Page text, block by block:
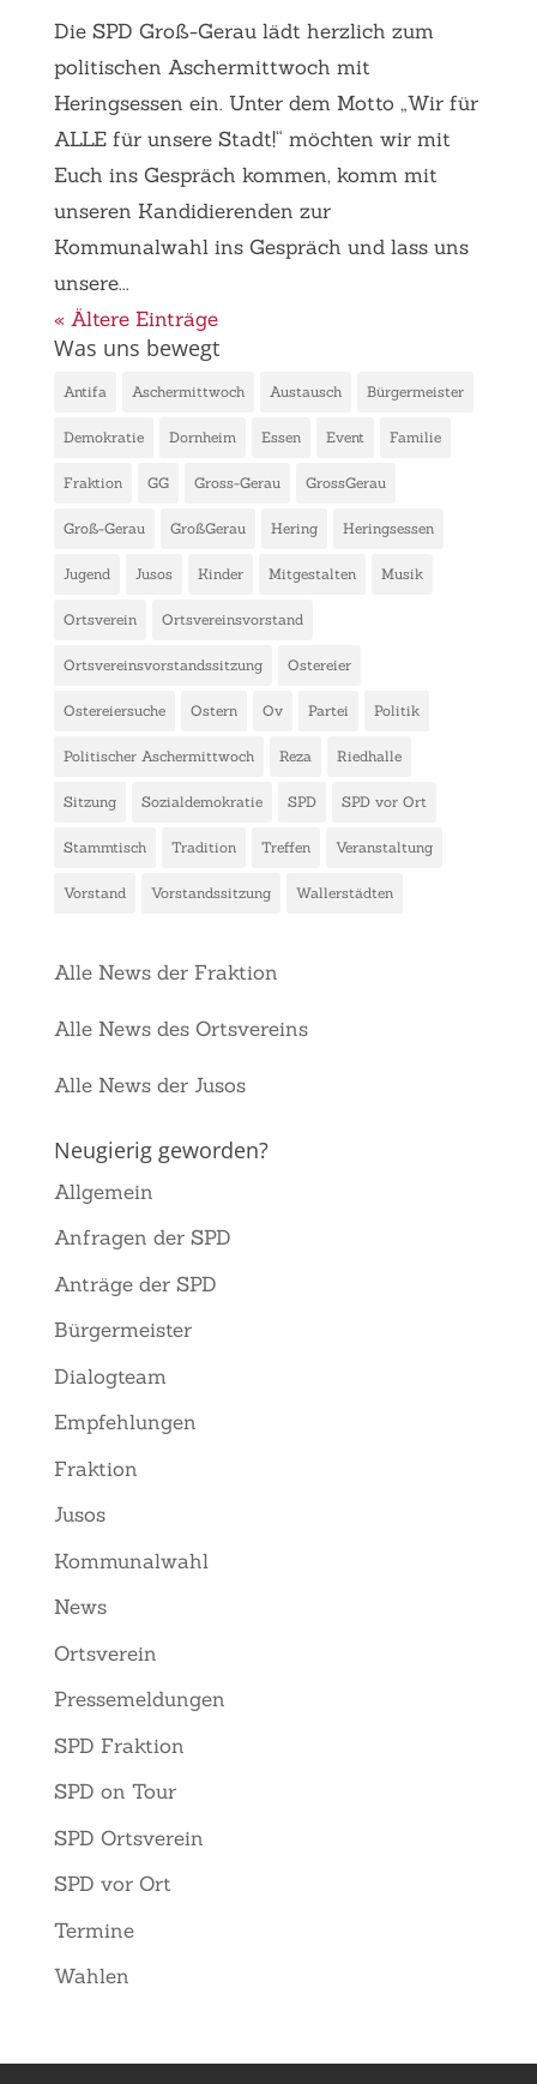
Die SPD Groß-Gerau lädt herzlich zum
politischen Aschermittwoch mit
Heringsessen ein. Unter dem Motto „Wir für
ALLE für unsere Stadt!“ möchten wir mit
Euch ins Gespräch kommen, komm mit
unseren Kandidierenden zur
Kommunalwahl ins Gespräch und lass uns
unsere...
« Ältere Einträge
Was uns bewegt
Antifa Aschermittwoch Austausch Bürgermeister
Demokratie Dornheim Essen Event Familie
Fraktion GG Gross-Gerau GrossGerau
Groß-Gerau GroßGerau Hering Heringsessen
Jugend Jusos Kinder Mitgestalten Musik
Ortsverein Ortsvereinsvorstand
Ortsvereinsvorstandssitzung Ostereier
Ostereiersuche Ostern Ov Partei Politik
Politischer Aschermittwoch Reza Riedhalle
Sitzung Sozialdemokratie SPD SPD vor Ort
Stammtisch Tradition Treffen Veranstaltung
Vorstand Vorstandssitzung Wallerstädten
Alle News der Fraktion
Alle News des Ortsvereins
Alle News der Jusos
Neugierig geworden?
Allgemein
Anfragen der SPD
Anträge der SPD
Bürgermeister
Dialogteam
Empfehlungen
Fraktion
Jusos
Kommunalwahl
News
Ortsverein
Pressemeldungen
SPD Fraktion
SPD on Tour
SPD Ortsverein
SPD vor Ort
Termine
Wahlen